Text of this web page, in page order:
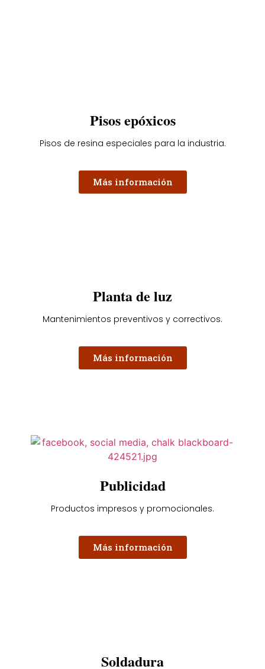
Pisos epóxicos
Pisos de resina especiales para la industria.
Más información
Planta de luz
Mantenimientos preventivos y correctivos.
Más información
Publicidad
Productos impresos y promocionales.
Más información
Soldadura